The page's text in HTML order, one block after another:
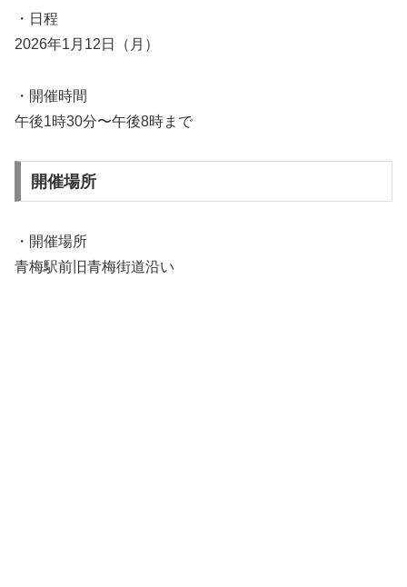
・日程
2026年1月12日（月）
・開催時間
午後1時30分〜午後8時まで
開催場所
・開催場所
青梅駅前旧青梅街道沿い